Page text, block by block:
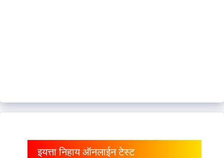
इयत्ता निहाय ऑनलाईन टेस्ट